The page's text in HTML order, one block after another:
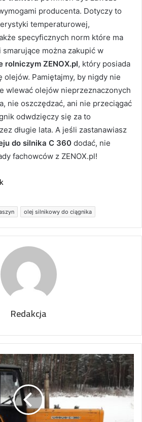
producenta. Dotyczy to
temperaturowej,
specyficznych norm które ma
smarujące można zakupić w
ZENOX.pl, który posiada
olejów. Pamiętajmy, by nigdy nie
wlewać olejów nieprzeznaczonych
nie oszczędzać, ani nie przeciągać
odwdzięczy się za to
długie lata. A jeśli zastanawiasz
do silnika C 360 dodać, nie
fachowców z ZENOX.pl!
olej silnikowy do ciągnika
Redakcja